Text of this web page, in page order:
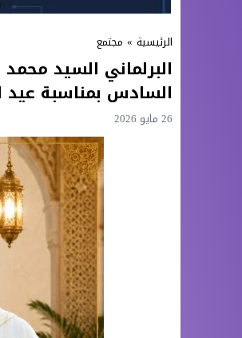
الرئيسية » مجتمع
البرلماني السيد
السادس بمناسبة عيد
26 مايو 2026